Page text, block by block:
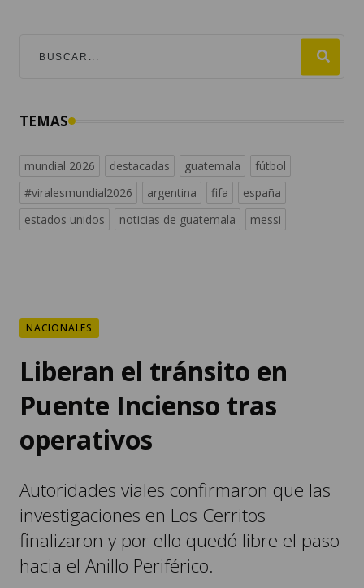
TEMAS
mundial 2026 destacadas guatemala
fútbol
#viralesmundial2026
argentina fifa
españa
estados unidos
noticias de guatemala messi
NACIONALES
Liberan el tránsito en
Puente Incienso tras
operativos
Autoridades viales confirmaron que las
investigaciones en Los Cerritos
finalizaron y por ello quedó libre el paso
hacia el Anillo Periférico.